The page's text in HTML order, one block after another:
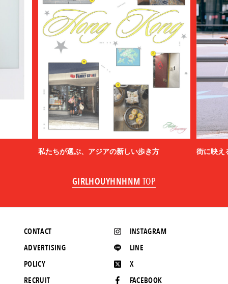
私たちが選ぶ、アジアの新しい歩き方 街に映え
GIRLHOUYHNHNM TOP
INSTAGRAM
LINE
X
FACEBOOK
CONTACT
ADVERTISING
POLICY
RECRUIT